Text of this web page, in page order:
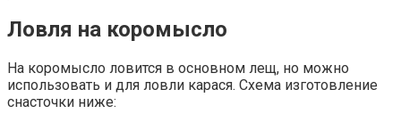
Ловля на коромысло
На коромысло ловится в основном лещ, но можно
использовать и для ловли карася. Схема изготовление
снасточки ниже: